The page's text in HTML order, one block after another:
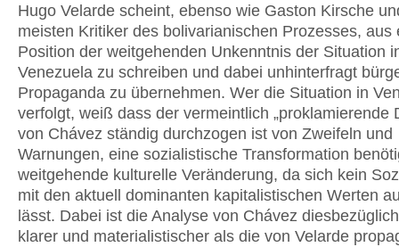
Hugo Velarde scheint, ebenso wie Gaston Kirsche
meisten Kritiker des bolivarianischen Prozesses, aus
Position der weitgehenden Unkenntnis der Situation
Venezuela zu schreiben und dabei unhinterfragt
Propaganda zu übernehmen. Wer die Situation in
verfolgt, weiß dass der vermeintlich „proklamierende
von Chávez ständig durchzogen ist von Zweifeln und
Warnungen, eine sozialistische Transformation
weitgehende kulturelle Veränderung, da sich kein
mit den aktuell dominanten kapitalistischen Werten
lässt. Dabei ist die Analyse von Chávez
klarer und materialistischer als die von Velarde